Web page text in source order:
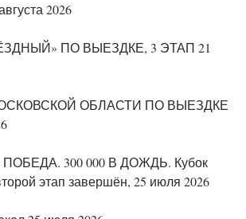
2026
ПО ВЫЕЗДКЕ, 3 ЭТАП 21
ОБЛАСТИ ПО ВЫЕЗДКЕ
300 000 В ДОЖДЬ. Кубок
этап завершён, 25 июля 2026